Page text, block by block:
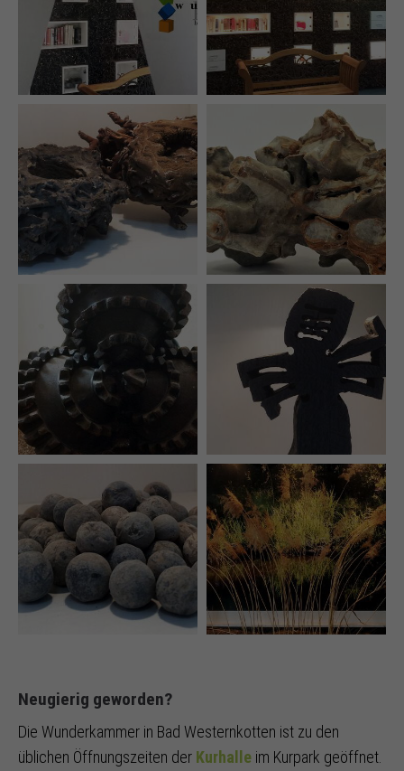
Neugierig geworden?
Die Wunderkammer in Bad Westernkotten ist zu den
üblichen Öffnungszeiten der Kurhalle im Kurpark geöffnet.